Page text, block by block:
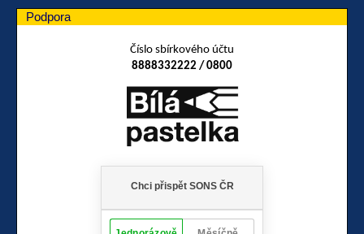
Podpora
Číslo sbírkového účtu
8888332222 / 0800